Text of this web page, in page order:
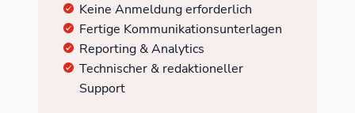
Keine Anmeldung erforderlich
Fertige Kommunikationsunterlagen
Reporting & Analytics
Technischer & redaktioneller
Support